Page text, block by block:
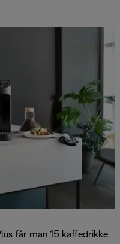
får man 15 kaffedrikke